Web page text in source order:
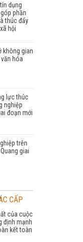
dụng
phần
thúc đẩy
hội
không gian
hóa
lực thúc
nghiệp
đoạn mới
trên
giai
CẤP
của cuộc
định mạnh
kết toàn